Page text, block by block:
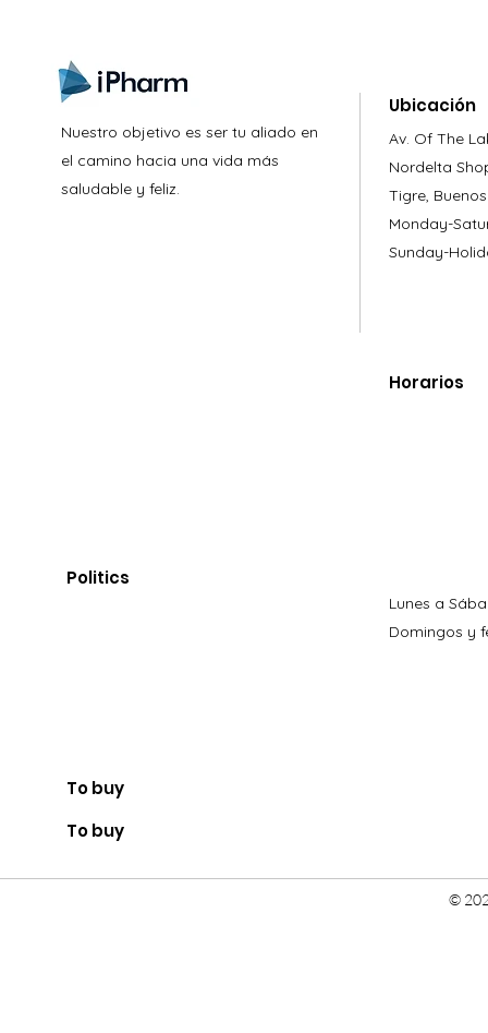
Nuestro objetivo es ser tu aliado en
el camino hacia una vida más
saludable y feliz.
Politics
To buy
To buy
Ubicación
Av. Of The
Nordelta
Tigre,
Monday-
Sunday-
Horarios
Lunes a
Domingos y
©